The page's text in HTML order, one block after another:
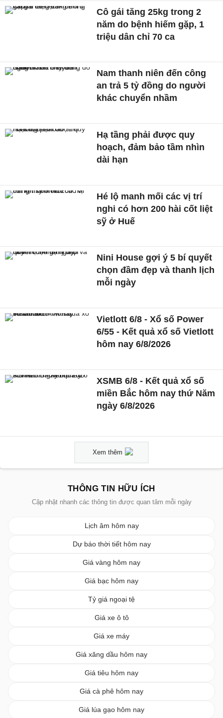
Cô gái tăng 25kg trong 2
năm do bệnh hiếm gặp, 1
triệu dân chỉ 70 ca
Nam thanh niên đến công
an trả 5 tỷ đồng do người
khác chuyển nhầm
Hạ tầng phải được quy
hoạch, đảm bảo tầm nhìn
dài hạn
Hé lộ manh mối các vị trí
nghi có hơn 200 hài cốt liệt
sỹ ở Huế
Nini House gợi ý 5 bí quyết
chọn đầm đẹp và thanh lịch
mỗi ngày
Vietlott 6/8 - Xổ số Power
6/55 - Kết quả xổ số Vietlott
hôm nay 6/8/2026
XSMB 6/8 - Kết quả xổ số
miền Bắc hôm nay thứ Năm
ngày 6/8/2026
Xem thêm
THÔNG TIN HỮU ÍCH
Cập nhật nhanh các thông tin được quan tâm mỗi ngày
Lịch âm hôm nay
Dự báo thời tiết hôm nay
Giá vàng hôm nay
Giá bạc hôm nay
Tỷ giá ngoại tệ
Giá xe ô tô
Giá xe máy
Giá xăng dầu hôm nay
Giá tiêu hôm nay
Giá cà phê hôm nay
Giá lúa gạo hôm nay